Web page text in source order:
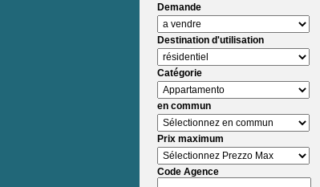
Demande
Destination d'utilisation
Catégorie
en commun
Prix maximum
Code Agence